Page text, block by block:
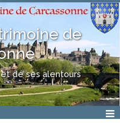
de
de ses alentours